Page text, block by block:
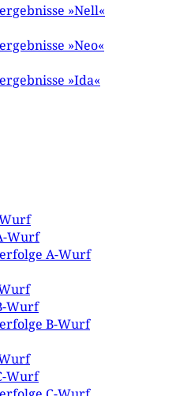
»Nell«
»Neo«
»Ida«
Wurf
A-Wurf
Wurf
B-Wurf
Wurf